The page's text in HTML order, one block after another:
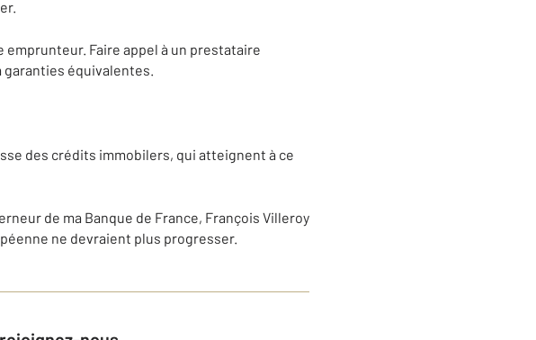
Faire appel à un prestataire
garanties équivalentes.
des crédits immobilers, qui atteignent à ce
de ma Banque de France, François Villeroy
ne devraient plus progresser.